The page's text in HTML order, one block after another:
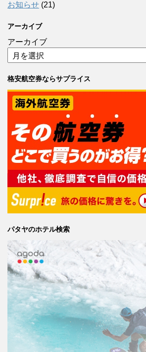
お知らせ (21)
アーカイブ
アーカイブ
格安航空券ならサプライス
パタヤのホテル検索